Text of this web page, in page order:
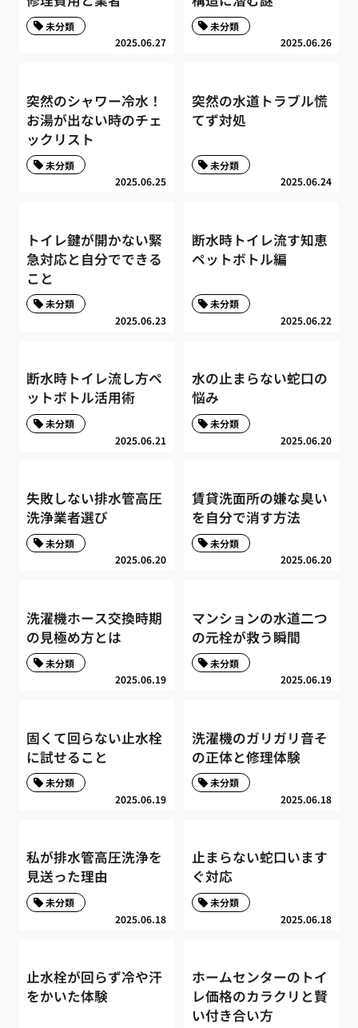
2025.06.27
未分類
2025.06.26
未分類
突然のシャワー冷水！
お湯が出ない時のチェ
ックリスト
2025.06.25
未分類
突然の水道トラブル慌
てず対処
2025.06.24
未分類
トイレ鍵が開かない緊
急対応と自分でできる
こと
2025.06.23
未分類
断水時トイレ流す知恵
ペットボトル編
2025.06.22
未分類
断水時トイレ流し方ペ
ットボトル活用術
2025.06.21
未分類
水の止まらない蛇口の
悩み
2025.06.20
未分類
失敗しない排水管高圧
洗浄業者選び
2025.06.20
未分類
賃貸洗面所の嫌な臭い
を自分で消す方法
2025.06.20
未分類
洗濯機ホース交換時期
の見極め方とは
2025.06.19
未分類
マンションの水道二つ
の元栓が救う瞬間
2025.06.19
未分類
固くて回らない止水栓
に試せること
2025.06.19
未分類
洗濯機のガリガリ音そ
の正体と修理体験
2025.06.18
未分類
私が排水管高圧洗浄を
見送った理由
2025.06.18
未分類
止まらない蛇口います
ぐ対応
2025.06.18
未分類
止水栓が回らず冷や汗
をかいた体験
ホームセンターのトイ
レ価格のカラクリと賢
い付き合い方